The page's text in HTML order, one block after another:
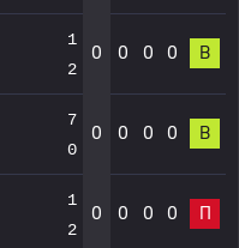
1
2
0 0 0 0 В
7
0
0 0 0 0 В
1
2
0 0 0 0 П